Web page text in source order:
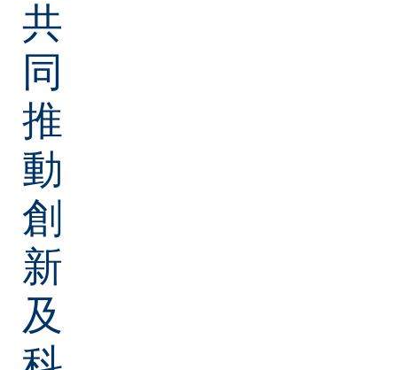
共
同
推
動
創
新
及